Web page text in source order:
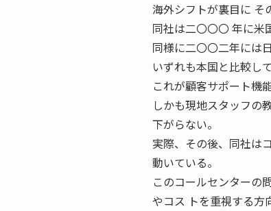
海外シフトが裏目に そ
同社は二〇〇〇 年に米
同様に二〇〇二年には
いずれも本国と比較し
これが顧客サポート機
しかも現地スタッフの
下がらない。
実際、その後、同社は
動いている。
このコールセンターの
やコス トを重視する方